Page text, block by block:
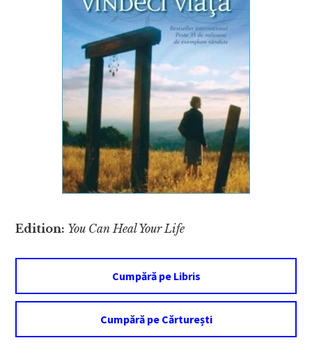
Edition: You Can Heal Your Life
Cumpără pe Libris
Cumpără pe Cărturești